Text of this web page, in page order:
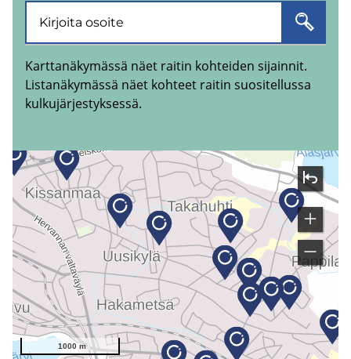
Karttanäkymässä näet raitin kohteiden sijainnit.
Listanäkymässä näet kohteet raitin suositellussa
kulkujärjestyksessä.